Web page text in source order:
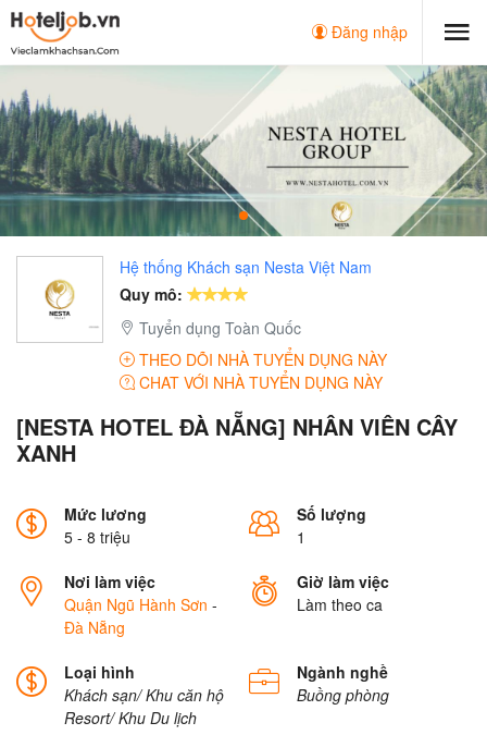
Đăng nhập
Hệ thống Khách sạn Nesta Việt Nam
Quy mô:
Tuyển dụng Toàn Quốc
THEO DÕI NHÀ TUYỂN DỤNG NÀY
CHAT VỚI NHÀ TUYỂN DỤNG NÀY
[NESTA HOTEL ĐÀ NẴNG] NHÂN VIÊN CÂY
XANH
Mức lương
5 - 8 triệu
Số lượng
1
Nơi làm việc
Quận Ngũ Hành Sơn -
Đà Nẵng
Giờ làm việc
Làm theo ca
Loại hình
Khách sạn/ Khu căn hộ
Resort/ Khu Du lịch
Ngành nghề
Buồng phòng